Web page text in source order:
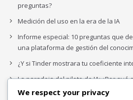
preguntas?
Medición del uso en la era de la IA
Informe especial: 10 preguntas que
una plataforma de gestión del
¿Y si Tinder mostrara tu coeficiente
La paradoja del piloto de IA: ¿Por qué
complejidad de la IA empresarial?
We respect your privacy